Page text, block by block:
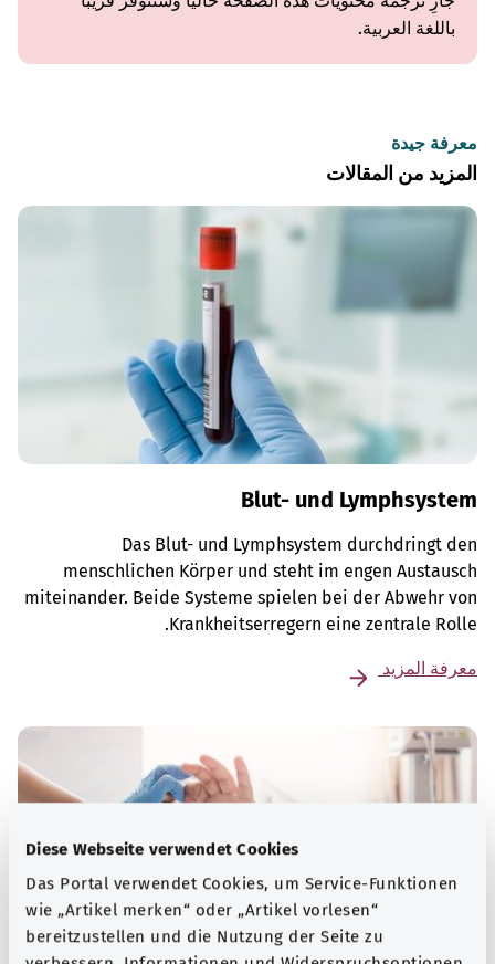
Diese Webseite verwendet Cookies
Das Portal verwendet Cookies, um Service-Funktionen
wie „Artikel merken“ oder „Artikel vorlesen“
bereitzustellen und die Nutzung der Seite zu
باللغة العربية.
معرفة جيدة
المزيد من المقالات
Blut- und Lymphsystem
Das Blut- und Lymphsystem durchdringt den
menschlichen Körper und steht im engen Austausch
miteinander. Beide Systeme spielen bei der Abwehr von
Krankheitserregern eine zentrale Rolle.
معرفة المزيد